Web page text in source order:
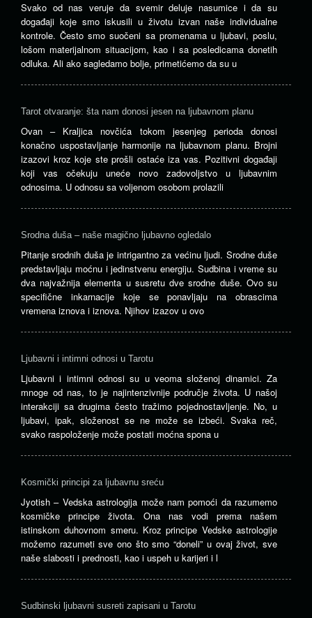
Svako od nas veruje da svemir deluje nasumice i da su
događaji koje smo iskusili u životu izvan naše individualne
kontrole. Često smo suočeni sa promenama u ljubavi, poslu,
lošom materijalnom situacijom, kao i sa posledicama donetih
odluka. Ali ako sagledamo bolje, primetićemo da su u
Tarot otvaranje: šta nam donosi jesen na ljubavnom planu
Ovan – Kraljica novčića tokom jesenjeg perioda donosi
konačno uspostavljanje harmonije na ljubavnom planu. Brojni
izazovi kroz koje ste prošli ostaće iza vas. Pozitivni događaji
koji vas očekuju uneće novo zadovoljstvo u ljubavnim
odnosima. U odnosu sa voljenom osobom prolazili
Srodna duša – naše magično ljubavno ogledalo
Pitanje srodnih duša je intrigantno za većinu ljudi. Srodne duše
predstavljaju moćnu i jedinstvenu energiju. Sudbina i vreme su
dva najvažnija elementa u susretu dve srodne duše. Ovo su
specifične inkarnacije koje se ponavljaju na obrascima
vremena iznova i iznova. Njihov izazov u ovo
Ljubavni i intimni odnosi u Tarotu
Ljubavni i intimni odnosi su u veoma složenoj dinamici. Za
mnoge od nas, to je najintenzivnije područje života. U našoj
interakciji sa drugima često tražimo pojednostavljenje. No, u
ljubavi, ipak, složenost se ne može se izbeći. Svaka reč,
svako raspoloženje može postati moćna spona u
Kosmički principi za ljubavnu sreću
Jyotish – Vedska astrologija može nam pomoći da razumemo
kosmičke principe života. Ona nas vodi prema našem
istinskom duhovnom smeru. Kroz principe Vedske astrologije
možemo razumeti sve ono što smo “doneli” u ovaj život, sve
naše slabosti i prednosti, kao i uspeh u karijeri i l
Sudbinski ljubavni susreti zapisani u Tarotu